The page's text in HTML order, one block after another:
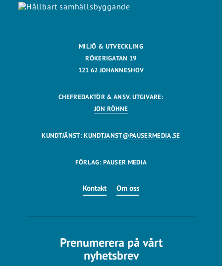
MILJÖ & UTVECKLING
RÖKERIGATAN 19
121 62 JOHANNESHOV
CHEFREDAKTÖR & ANSV. UTGIVARE:
JON RÖHNE
KUNDTJÄNST:KUNDTJANST@PAUSERMEDIA.SE
FÖRLAG: PAUSER MEDIA
Kontakt Om oss
Prenumerera på vårt
nyhetsbrev